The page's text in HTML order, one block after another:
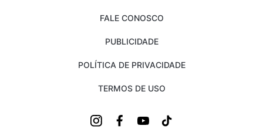
FALE CONOSCO
PUBLICIDADE
POLÍTICA DE PRIVACIDADE
TERMOS DE USO